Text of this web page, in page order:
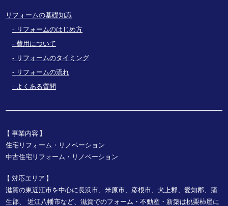
リフォームの基礎知識
リフォームのはじめ方
費用について
リフォームのタイミング
リフォームの流れ
よくある質問
事業内容
住宅リフォーム・リノベーション
中古住宅リフォーム・リノベーション
対応エリア
滋賀の東近江市を中心に長浜市、米原市、彦根市、犬上郡、愛知郡、蒲
生郡、
近江八幡市など、滋賀でのフォーム・不動産・新築は桃栗柿屋に